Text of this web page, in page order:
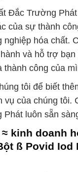
Đắc Trường
của sự thành
nghiệp hóa chất.
và hỗ trợ bạn
thành công của
tôi để biết
vụ của chúng tôi.
luôn sẵn
kinh doanh
ß Povid Iod